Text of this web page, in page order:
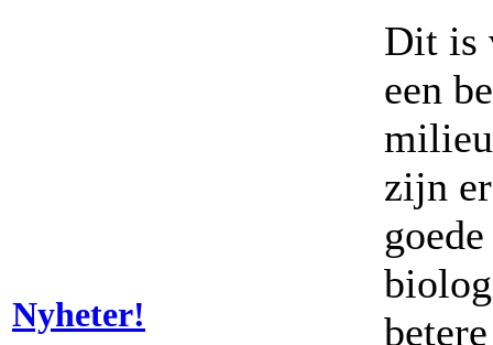
Nyheter!
Dit is
een
zijn